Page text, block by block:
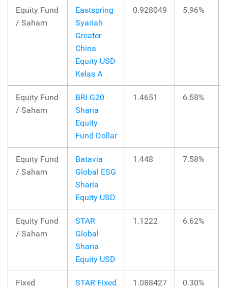
Equity Fund
/ Saham
Eastspring
Syariah
Greater
China
Equity USD
Kelas A
0.928049 5.96%
Equity Fund
/ Saham
BRI G20
Sharia
Equity
Fund Dollar
1.4651 6.58%
Equity Fund
/ Saham
Batavia
Global ESG
Sharia
Equity USD
1.448 7.58%
Equity Fund
/ Saham
STAR
Global
Sharia
Equity USD
1.1222 6.62%
Fixed
STAR Fixed
1.088427 0.30%